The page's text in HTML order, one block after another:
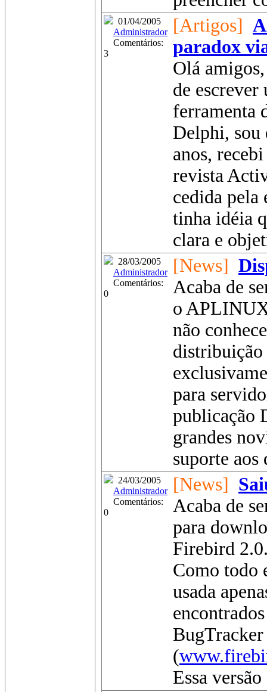
01/04/2005
Administrador
Comentários:
3
[Artigos]
paradox
Olá
de escrever
ferramenta
Delphi, sou
anos,
revista
cedida pela
tinha idéia
clara e
28/03/2005
Administrador
Comentários:
0
[News]
Acaba de
o
não
para
publicação
grandes
suporte
24/03/2005
Administrador
Comentários:
0
[News]
Acaba de
para
Firebird
Como todo
usada
(
Essa